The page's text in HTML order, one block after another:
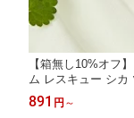
【箱無し10%オフ
ム レスキュー シカ
リップバーム シカ
00% シカクリーム
891 円 ～